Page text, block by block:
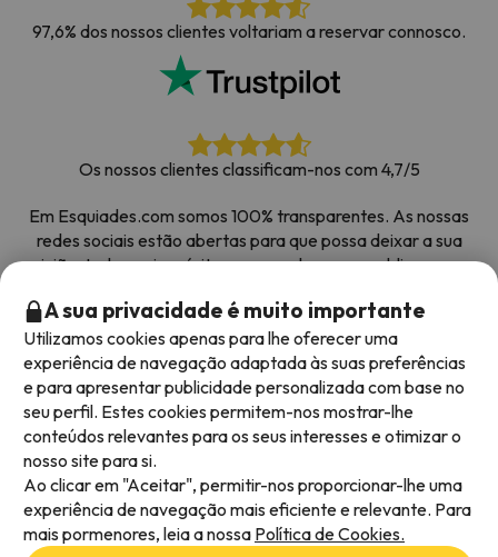
97,6% dos nossos clientes voltariam a reservar connosco.
Os nossos clientes classificam-nos com 4,7/5
Em Esquiades.com somos 100% transparentes. As nossas
redes sociais estão abertas para que possa deixar a sua
opinião, todos os inquéritos que recebemos e publicamos na
Obrigado pela confiança|Mais de 700 000 pessoas
reservaram as suas férias na neve com Esquiades.com
Métodos de pagamento disponíveis
A sua privacidade é muito importante
Utilizamos cookies apenas para lhe oferecer uma
experiência de navegação adaptada às suas preferências
e para apresentar publicidade personalizada com base no
seu perfil. Estes cookies permitem-nos mostrar-lhe
conteúdos relevantes para os seus interesses e otimizar o
nosso site para si.
Ao clicar em "Aceitar", permitir-nos proporcionar-lhe uma
experiência de navegação mais eficiente e relevante. Para
mais pormenores, leia a nossa Política de Cookies.